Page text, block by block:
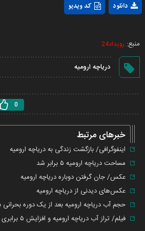
کد ویدیو دانلود
منبع: رویداد24
دریاچه ارومیه
0
خبرهای مرتبط
اینفوگرافی/ بازگشت زندگی به دریاچه ارومیه
مساحت دریاچه ارومیه ۵ برابر شد
عکس/ جان گرفتن دوباره دریاچه ارومیه
عکس‌های دیدنی از دریاچه ارومیه
حجم آب دریاچه ارومیه بعد از یک دوره بحرانی
فیلم/ تراز آب دریاچه ارومیه و افزایش ۵ برابری آب